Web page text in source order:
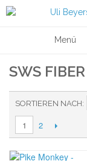
Menü
SWS FIBER
SORTIEREN NACH
1 2